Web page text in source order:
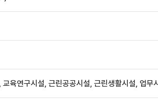
육연구시설, 근린공공시설, 근린생활시설, 업무